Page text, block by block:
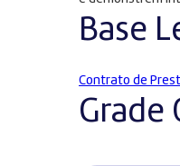
Base
Contrato de
Grade